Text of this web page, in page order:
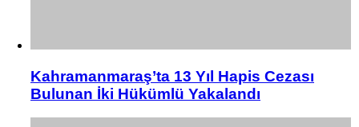
Kahramanmaraş’ta 13 Yıl Hapis Cezası
Bulunan İki Hükümlü Yakalandı